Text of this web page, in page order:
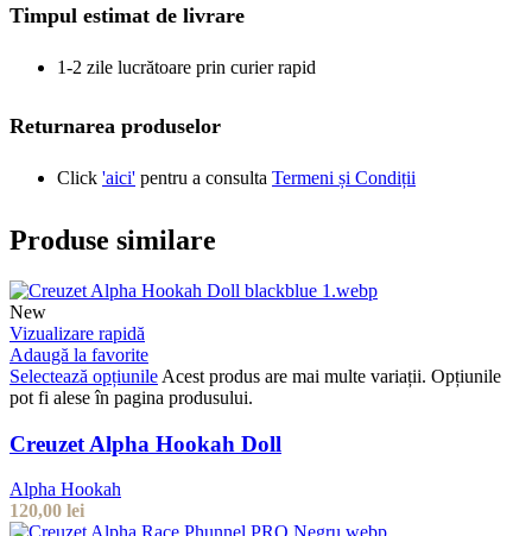
Timpul estimat de livrare
1-2 zile lucrătoare prin curier rapid
Returnarea produselor
Click 'aici' pentru a consulta Termeni și Condiții
Produse similare
New
Vizualizare rapidă
Adaugă la favorite
Selectează opțiunile Acest produs are mai multe variații. Opțiunile
pot fi alese în pagina produsului.
Creuzet Alpha Hookah Doll
Alpha Hookah
120,00 lei